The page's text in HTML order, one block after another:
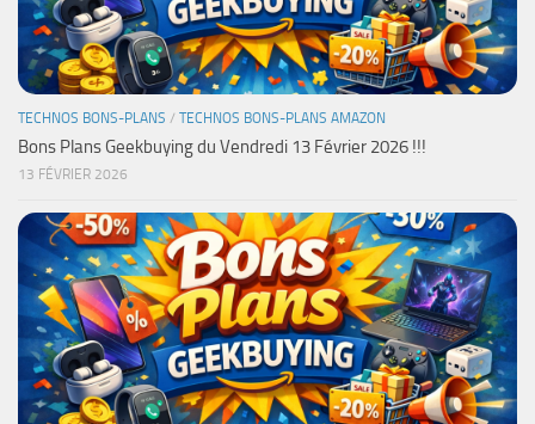
TECHNOS BONS-PLANS / TECHNOS BONS-PLANS AMAZON
Bons Plans Geekbuying du Vendredi 13 Février 2026 !!!
13 FÉVRIER 2026